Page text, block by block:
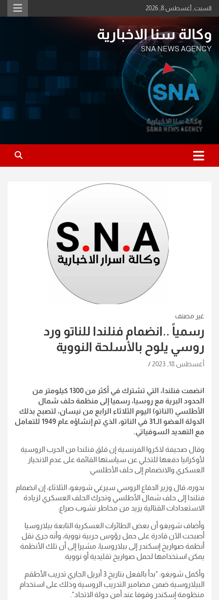
Skip
to
السبت, أغسطس 8, 2026
وكالة سنا الاخبارية
SNA NEWS AGENCY
غير مصنف
رسمياً ..انضمام فنلندا للناتو ورد
روسي يلوح بالأسلحة النووية
أغسطس 18, 2023
انضمت فنلندا، التي تشترك في أكثر من 1300 كيلومتر من
الحدود البرية مع روسيا، رسميا إلى منظمة حلف شمال
الأطلسي (الناتو) اليوم الثلاثاء الرابع من نيسان، لتصبح بذلك
الدولة العضو الـ31 في الناتو، الذي تم إنشاؤه عام 1949 للتعامل
مع التهديد السوفياتي.
وقال صحيفة لاكروا الفرنسية إن قلق فنلندا من الحرب الروسية
لأوكرانيا دفعها للتخلي عن سياستها القائمة على عدم الانحياز
العسكري والانضمام إلى حلف الأطلسي
بدوره، قال وزير الدفاع الروسي سيرغي شويغو، الثلاثاء، إن انضمام
فنلندا إلى حلف شمال الأطلسي وتحرك الحلف العسكري لزيادة
الاستعدادات القتالية يزيد من مخاطر نشوب صراع.
وأضاف شويغو أن بعض الطائرات العسكرية التابعة بيلاروسيا
أصبحت الآن قادرة على حمل رؤوس حربية نووية، وأنه جرى نقل
أنظمة صواريخ إسكندر إلى بيلاروسيا، مشيرا إلى أن تلك الأنظمة
يمكن استخدامها لحمل صواريخ تقليدية أو نووية.
وأكمل شويغو: "بدأ بالفعل بتاريخ 3 أبريل الجاري تدريب الأطقم
البيلاروسية ضمن مضامير التدريب الروسية وذلك على استخدام
منظومة إسكندر وقوفا عند أمن دولة الاتحاد".